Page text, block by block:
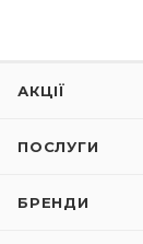
АКЦІЇ
ПОСЛУГИ
БРЕНДИ